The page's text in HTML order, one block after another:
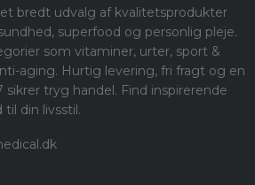
bredt udvalg af kvalitetsprodukter
superfood og personlig pleje.
som vitaminer, urter, sport &
aging. Hurtig levering, fri fragt og en
sikrer tryg handel. Find inspirerende
din livsstil.